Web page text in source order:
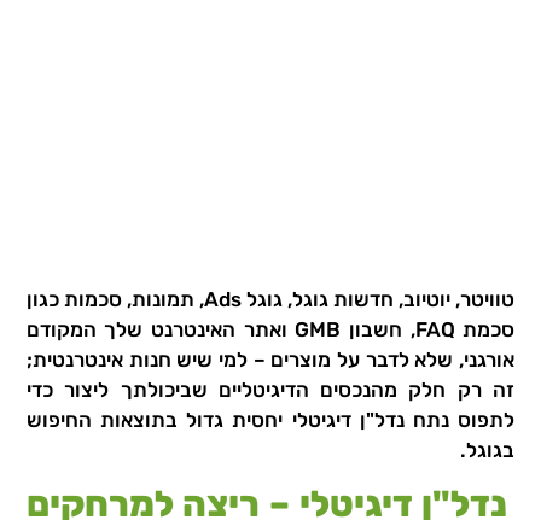
טוויטר, יוטיוב, חדשות גוגל, גוגל Ads, תמונות, סכמות כגון
סכמת FAQ, חשבון GMB ואתר האינטרנט שלך המקודם
אורגני, שלא לדבר על מוצרים – למי שיש חנות אינטרנטית;
זה רק חלק מהנכסים הדיגיטליים שביכולתך ליצור כדי
לתפוס נתח נדל"ן דיגיטלי יחסית גדול בתוצאות החיפוש
בגוגל.
נדל"ן דיגיטלי – ריצה למרחקים